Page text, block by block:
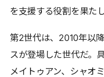
を支援する役割を果た
第2世代は、2010年以
スが登場した世代だ。
メイトゥアン、シャオ